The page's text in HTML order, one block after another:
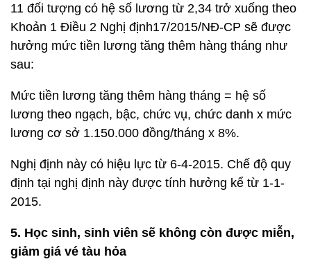
11 đối tượng có hệ số lương từ 2,34 trở xuống theo
Khoản 1 Điều 2 Nghị định17/2015/NĐ-CP sẽ được
hưởng mức tiền lương tăng thêm hàng tháng như
sau:
Mức tiền lương tăng thêm hàng tháng = hệ số
lương theo ngạch, bậc, chức vụ, chức danh x mức
lương cơ sở 1.150.000 đồng/tháng x 8%.
Nghị định này có hiệu lực từ 6-4-2015. Chế độ quy
định tại nghị định này được tính hưởng kể từ 1-1-
2015.
5. Học sinh, sinh viên sẽ không còn được miễn,
giảm giá vé tàu hỏa